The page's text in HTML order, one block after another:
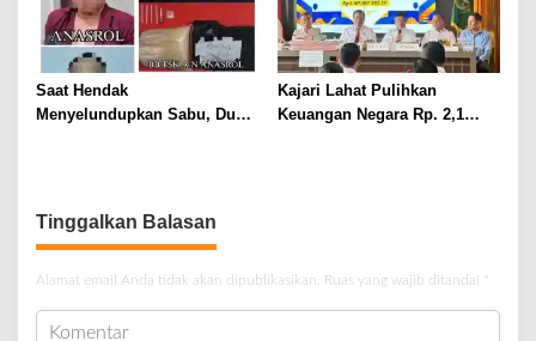
Saat Hendak
Menyelundupkan Sabu, Dua
Kajari Lahat Pulihkan
Keuangan Negara Rp. 2,1
Tinggalkan Balasan
Alamat email Anda tidak akan dipublikasikan. Ruas yang wajib ditandai *